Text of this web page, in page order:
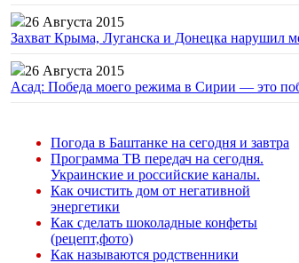
26 Августа 2015
Захват Крыма, Луганска и Донецка нарушил
26 Августа 2015
Асад: Победа моего режима в Сирии — это
Погода в Баштанке на сегодня и завтра
Программа ТВ передач на сегодня.
Украинские и российские каналы.
Как очистить дом от негативной
энергетики
Как сделать шоколадные конфеты
(рецепт,фото)
Как называются родственники